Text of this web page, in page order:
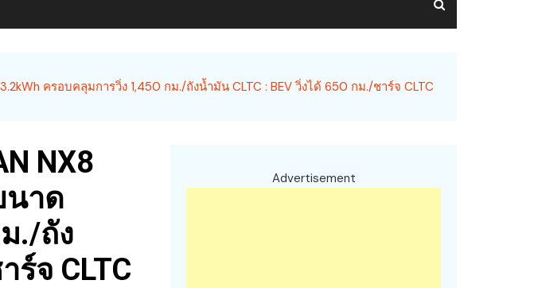
ครอบคลุมการวิ่ง 1,450 กม./ถังน้ำมัน CLTC : BEV วิ่งได้ 650 กม./ชาร์จ CLTC
NX8
นาด
./ถัง
ร์จ CLTC
Advertisement